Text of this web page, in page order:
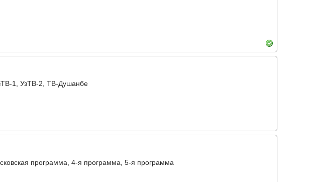
1, УзТВ-2, ТВ-Душанбе
программа, 4-я программа, 5-я программа